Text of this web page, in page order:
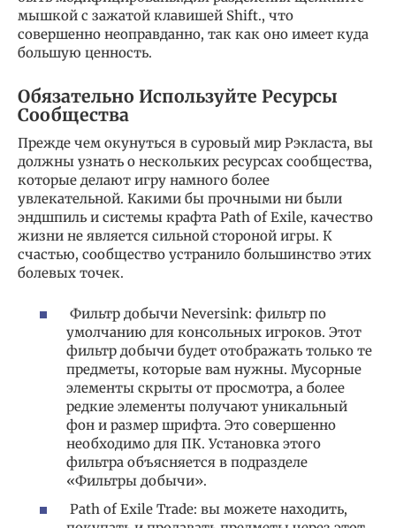
мышкой с зажатой клавишей Shift., что
совершенно неоправданно, так как оно имеет куда
большую ценность.
Обязательно Используйте Ресурсы
Сообщества
Прежде чем окунуться в суровый мир Рэкласта, вы
должны узнать о нескольких ресурсах сообщества,
которые делают игру намного более
увлекательной. Какими бы прочными ни были
эндшпиль и системы крафта Path of Exile, качество
жизни не является сильной стороной игры. К
счастью, сообщество устранило большинство этих
болевых точек.
Фильтр добычи Neversink: фильтр по
умолчанию для консольных игроков. Этот
фильтр добычи будет отображать только те
предметы, которые вам нужны. Мусорные
элементы скрыты от просмотра, а более
редкие элементы получают уникальный
фон и размер шрифта. Это совершенно
необходимо для ПК. Установка этого
фильтра объясняется в подразделе
«Фильтры добычи».
Path of Exile Trade: вы можете находить,